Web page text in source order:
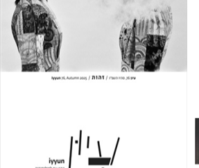
הנחת אתר ספר מודפס
$35
$32